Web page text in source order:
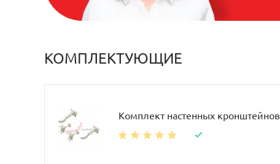
КОМПЛЕКТУЮЩИЕ
Комплект настенных кронштейнов